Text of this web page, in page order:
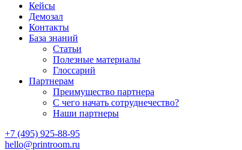
Кейсы
Демозал
Контакты
База знаний
Статьи
Полезные материалы
Глоссарий
Партнерам
Преимущество партнера
С чего начать сотруднечество?
Наши партнеры
+7 (495) 925-88-95
hello@printroom.ru